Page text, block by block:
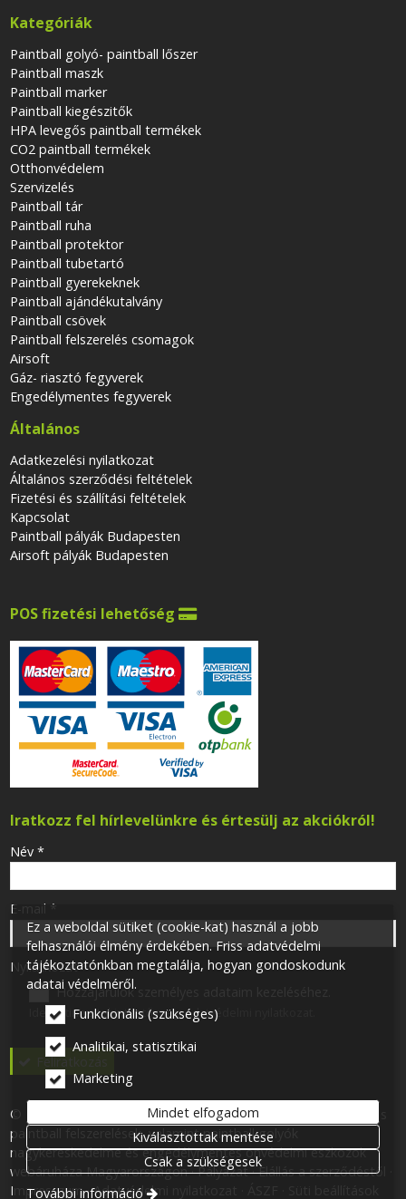
Kategóriák
Paintball golyó- paintball lőszer
Paintball maszk
Paintball marker
Paintball kiegészitők
HPA levegős paintball termékek
CO2 paintball termékek
Otthonvédelem
Szervizelés
Paintball tár
Paintball ruha
Paintball protektor
Paintball tubetartó
Paintball gyerekeknek
Paintball ajándékutalvány
Paintball csövek
Paintball felszerelés csomagok
Airsoft
Gáz- riasztó fegyverek
Engedélymentes fegyverek
Általános
Adatkezelési nyilatkozat
Általános szerződési feltételek
Fizetési és szállítási feltételek
Kapcsolat
Paintball pályák Budapesten
Airsoft pályák Budapesten
POS fizetési lehetőség 
Iratkozz fel hírlevelünkre és értesülj az akciókról!
-
-
-
-
-
Név *
E-mail *
Nyilatkozat*
Hozzájárulok személyes adataim kezeléséhez.
Ide kattintva tekinthető meg:Adatvédelmi nyilatkozat
Feliratkozás
© 2026 Minden jog fenntartva! One for One 113 Kft. Airsoft- és
paintball felszerelések, valamint paintball golyók
nagykereskedelme és engedélymentes önvédelmi eszközök
webáruháza Magyarországon Pályázat Elállás a szerződéstől
Impresszum Adatvédelmi nyilatkozat
Ez a weboldal sütiket (cookie-kat) használ a jobb
felhasználói élmény érdekében. Friss adatvédelmi
tájékoztatónkban megtalálja, hogyan gondoskodunk
adatai védelméről.
Funkcionális (szükséges)
Analitikai, statisztikai
Marketing
Mindet elfogadom
Kiválasztottak mentése
Csak a szükségesek
További információ